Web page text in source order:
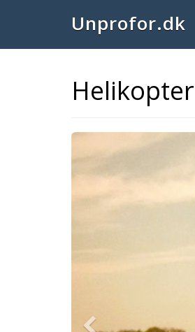
Unprofor.dk
Helikopter
Previous